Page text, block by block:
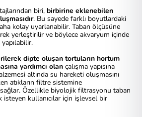
biri, birbirine eklenebilen
. Bu sayede farklı boyutlardaki
kolay uyarlanabilir. Taban ölçüsüne
yerleştirilir ve böylece akvaryum içinde
dipte oluşan tortuların hortum
yardımcı olan çalışma yapısına
altında su hareketi oluşmasını
atıkların filtre sistemine
Özellikle biyolojik filtrasyonu taban
kullanıcılar için işlevsel bir